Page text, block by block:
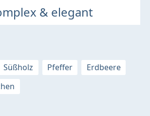
& elegant
Süßholz Pfeffer
Erdbeere